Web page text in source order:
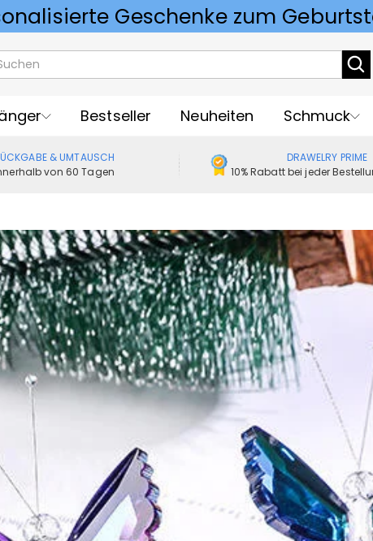
Vorlieben für Hochzeitsgeschenke
Bestseller Neuheiten Schmuck
& UMTAUSCH
von 60 Tagen
DRAWELRY PRIME
10% Rabatt bei jeder